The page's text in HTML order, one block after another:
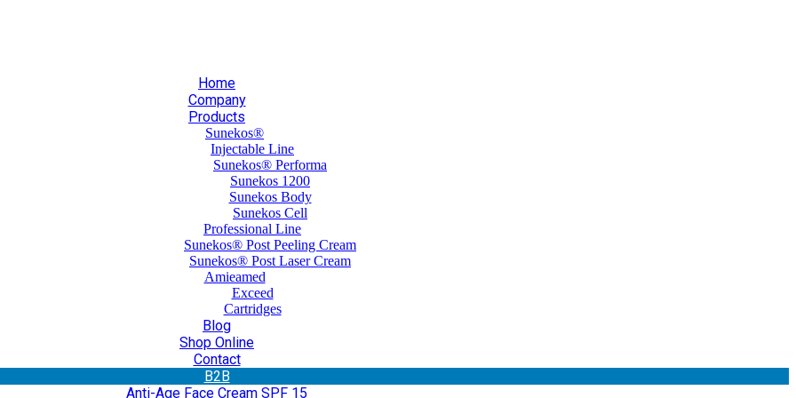
Home
Company
Products
Sunekos®
Injectable Line
Sunekos® Performa
Sunekos 1200
Sunekos Body
Sunekos Cell
Professional Line
Sunekos® Post Peeling Cream
Sunekos® Post Laser Cream
Amieamed
Exceed
Cartridges
Blog
Shop Online
Contact
Β2Β
Anti-Age Face Cream SPF 15